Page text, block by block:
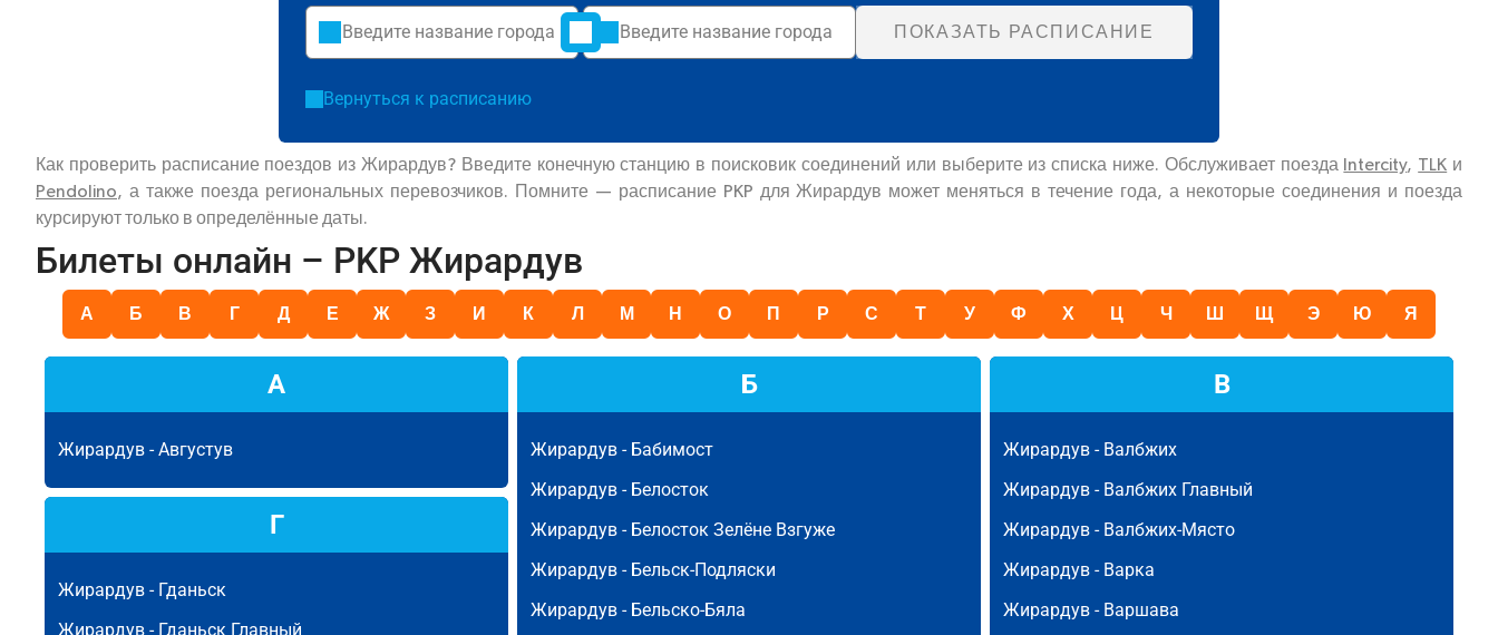
ПОКАЗАТЬ РАСПИСАНИЕ
Вернуться к расписанию
Как проверить расписание поездов из Жирардув? Введите конечную станцию в поисковик соединений или выберите из списка ниже. Обслуживает поезда Intercity, TLK и
Pendolino, а также поезда региональных перевозчиков. Помните — расписание PKP для Жирардув может меняться в течение года, а некоторые соединения и поезда
курсируют только в определённые даты.
Билеты онлайн – PKP Жирардув
А Б В Г Д Е Ж З И К Л М Н О П Р С Т У Ф Х Ц Ч Ш Щ Э Ю Я
А
Жирардув -Августув
Б
Жирардув - Бабимост
Жирардув - Белосток
Жирардув - Белосток Зелёне Взгуже
Жирардув - Бельск-Подляски
Жирардув - Бельско-Бяла
В
Жирардув - Валбжих
Жирардув - Валбжих Главный
Жирардув - Валбжих-Място
Жирардув - Варка
Жирардув - Варшава
Г
Жирардув - Гданьск
Жирардув - Гданьск Главный